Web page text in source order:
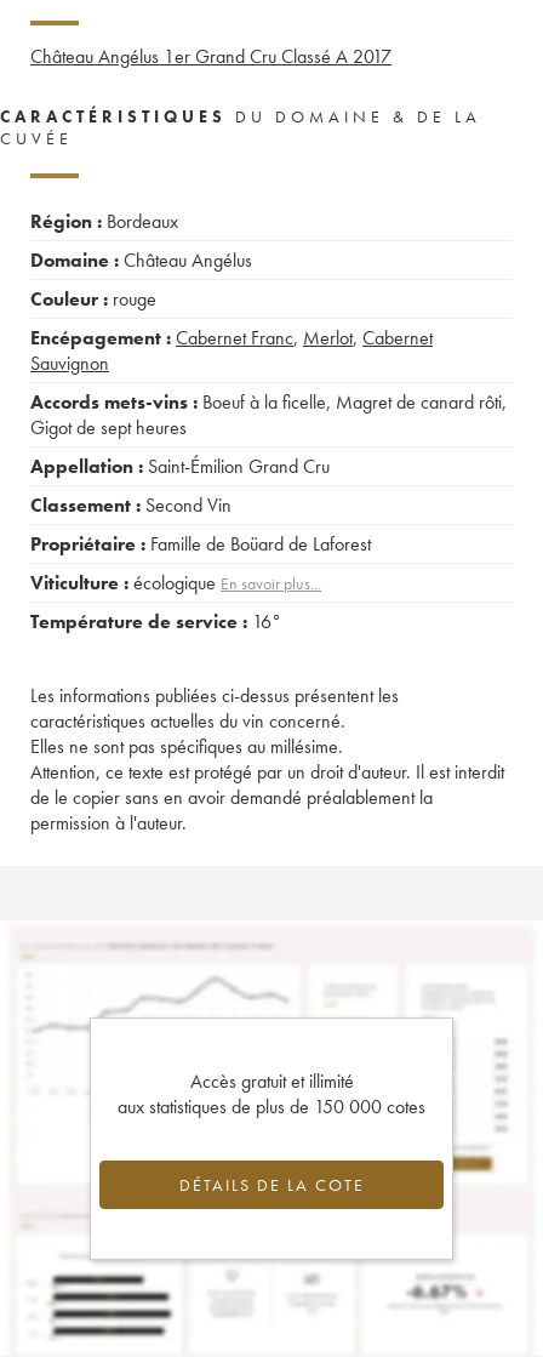
Château Angélus 1er Grand Cru Classé A 2017
CARACTÉRISTIQUES
DU DOMAINE & DE LA
CUVÉE
Région : Bordeaux
Domaine :Château Angélus
Couleur : rouge
Encépagement :Cabernet Franc, Merlot, Cabernet
Sauvignon
Accords mets-vins : Boeuf à la ficelle, Magret de canard rôti,
Gigot de sept heures
Appellation : Saint-Émilion Grand Cru
Classement : Second Vin
Propriétaire : Famille de Boüard de Laforest
Viticulture :écologique En savoir plus...
Température de service : 16°
Les informations publiées ci-dessus présentent les
caractéristiques actuelles du vin concerné.
Elles ne sont pas spécifiques au millésime.
Attention, ce texte est protégé par un droit d'auteur. Il est interdit
de le copier sans en avoir demandé préalablement la
permission à l'auteur.
Accès gratuit et illimité
aux statistiques de plus de 150 000 cotes
DÉTAILS DE LA COTE